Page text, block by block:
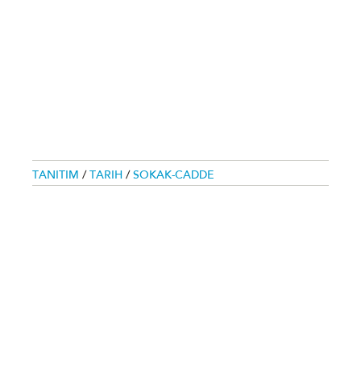
TANITIM / TARIH / SOKAK-CADDE